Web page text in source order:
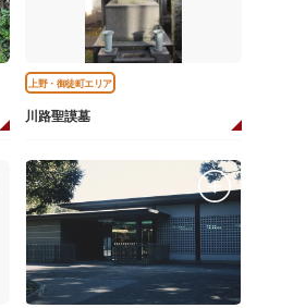
上野・御徒町エリア
川路聖謨墓